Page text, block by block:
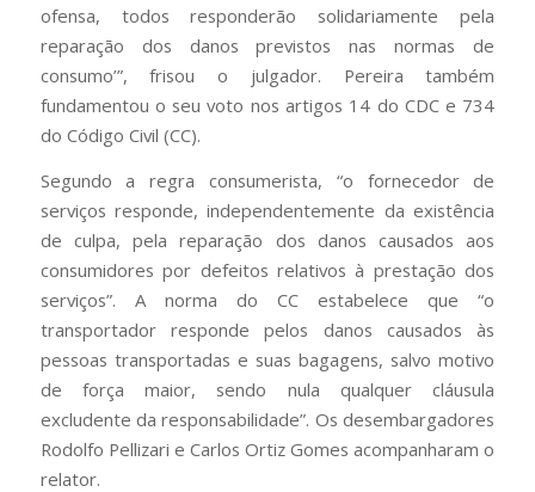
ofensa, todos responderão solidariamente pela
reparação dos danos previstos nas normas de
consumo’”, frisou o julgador. Pereira também
fundamentou o seu voto nos artigos 14 do CDC e 734
do Código Civil (CC).
Segundo a regra consumerista, “o fornecedor de
serviços responde, independentemente da existência
de culpa, pela reparação dos danos causados aos
consumidores por defeitos relativos à prestação dos
serviços”. A norma do CC estabelece que “o
transportador responde pelos danos causados às
pessoas transportadas e suas bagagens, salvo motivo
de força maior, sendo nula qualquer cláusula
excludente da responsabilidade”. Os desembargadores
Rodolfo Pellizari e Carlos Ortiz Gomes acompanharam o
relator.